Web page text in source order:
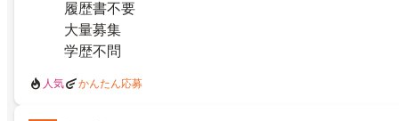
履歴書不要
大量募集
学歴不問
人気 かんたん応募